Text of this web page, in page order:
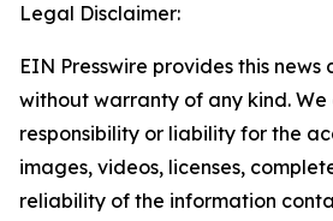
Legal Disclaimer:
EIN Presswire provides this news
without warranty of any kind.
responsibility or liability for the
images, videos, licenses,
reliability of the information